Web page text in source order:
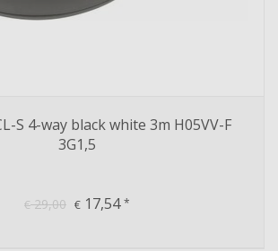
S 4-way black white 3m H05VV-F
3G1,5
€29,00 € 17,54*